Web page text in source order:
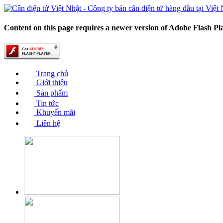
Content on this page requires a newer version of Adobe Flash
Trang chủ
Giới thiệu
Sản phẩm
Tin tức
Khuyến mãi
Liên hệ